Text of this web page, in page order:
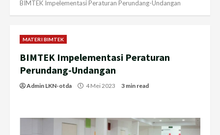
BIMTEK Impelementasi Peraturan Perundang-Undangan
MATERI BIMTEK
BIMTEK Impelementasi Peraturan
Perundang-Undangan
Admin LKN-otda 4 Mei 2023 3 min read